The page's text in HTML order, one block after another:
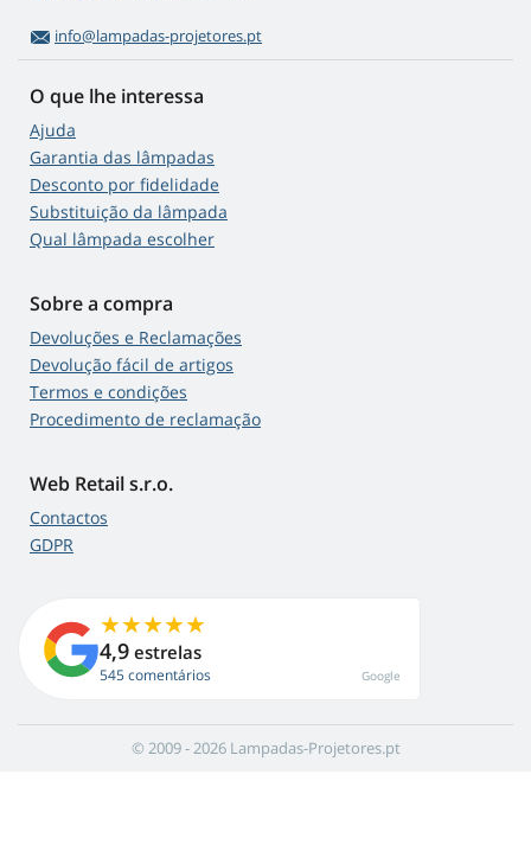
info@lampadas-projetores.pt
O que lhe interessa
Ajuda
Garantia das lâmpadas
Desconto por fidelidade
Substituição da lâmpada
Qual lâmpada escolher
Sobre a compra
Devoluções e Reclamações
Devolução fácil de artigos
Termos e condições
Procedimento de reclamação
Web Retail s.r.o.
Contactos
GDPR
4,9 estrelas
545 comentários Google
© 2009 - 2026 Lampadas-Projetores.pt